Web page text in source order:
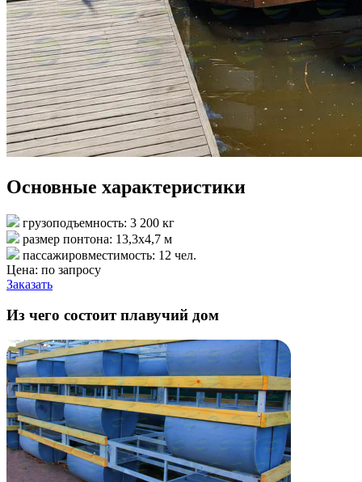
Основные характеристики
грузоподъемность: 3 200 кг
размер понтона: 13,3х4,7 м
пассажировместимость: 12 чел.
Цена: по запросу
Заказать
Из чего состоит плавучий дом